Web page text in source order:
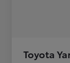
Toyota